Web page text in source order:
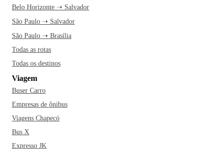
Belo Horizonte ➝ Salvador
São Paulo ➝ Salvador
São Paulo ➝ Brasília
Todas as rotas
Todas os destinos
Viagem
Buser Carro
Empresas de ônibus
Viagens Chapecó
Bus X
Expresso JK